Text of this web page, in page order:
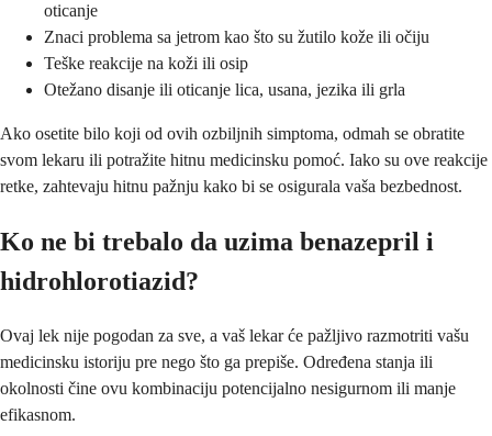
oticanje
Znaci problema sa jetrom kao što su žutilo kože ili očiju
Teške reakcije na koži ili osip
Otežano disanje ili oticanje lica, usana, jezika ili grla
Ako osetite bilo koji od ovih ozbiljnih simptoma, odmah se obratite
svom lekaru ili potražite hitnu medicinsku pomoć. Iako su ove reakcije
retke, zahtevaju hitnu pažnju kako bi se osigurala vaša bezbednost.
Ko ne bi trebalo da uzima benazepril i
hidrohlorotiazid?
Ovaj lek nije pogodan za sve, a vaš lekar će pažljivo razmotriti vašu
medicinsku istoriju pre nego što ga prepiše. Određena stanja ili
okolnosti čine ovu kombinaciju potencijalno nesigurnom ili manje
efikasnom.